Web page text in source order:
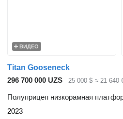
ВИДЕО
Titan Gooseneck
296 700 000 UZS
25 000 $ ≈ 21 640
Полуприцеп низкорамная
2023